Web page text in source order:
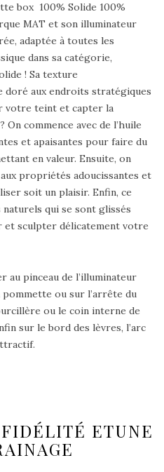
box 100% Solide 100%
MAT et son illuminateur
adaptée à toutes les
dans sa catégorie,
! Sa texture
doré aux endroits stratégiques
votre teint et capter la
On commence avec de l’huile
et apaisantes pour faire du
en valeur. Ensuite, on
propriétés adoucissantes et
soit un plaisir. Enfin, ce
qui se sont glissés
et sculpter délicatement votre
au pinceau de l’illuminateur
pommette ou sur l’arrête du
ou le coin interne de
sur le bord des lèvres, l’arc
ETUNE